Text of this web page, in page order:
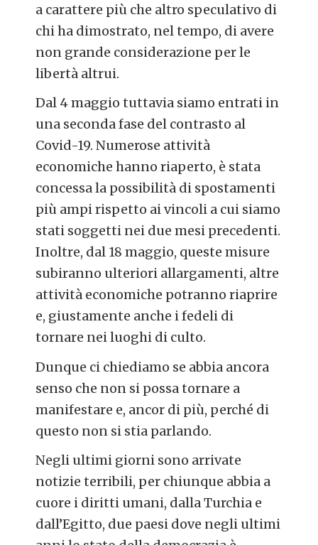
a carattere più che altro speculativo di
chi ha dimostrato, nel tempo, di avere
non grande considerazione per le
libertà altrui.
Dal 4 maggio tuttavia siamo entrati in
una seconda fase del contrasto al
Covid-19. Numerose attività
economiche hanno riaperto, è stata
concessa la possibilità di spostamenti
più ampi rispetto ai vincoli a cui siamo
stati soggetti nei due mesi precedenti.
Inoltre, dal 18 maggio, queste misure
subiranno ulteriori allargamenti, altre
attività economiche potranno riaprire
e, giustamente anche i fedeli di
tornare nei luoghi di culto.
Dunque ci chiediamo se abbia ancora
senso che non si possa tornare a
manifestare e, ancor di più, perché di
questo non si stia parlando.
Negli ultimi giorni sono arrivate
notizie terribili, per chiunque abbia a
cuore i diritti umani, dalla Turchia e
dall’Egitto, due paesi dove negli ultimi